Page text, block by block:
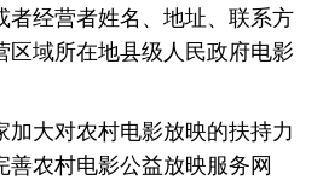
者经营者姓名、地址、联系方
区域所在地县级人民政府电影
对农村电影放映的扶持力
善农村电影公益放映服务网